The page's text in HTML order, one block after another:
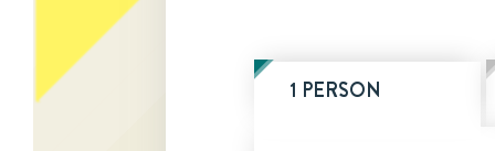
1 PERSON